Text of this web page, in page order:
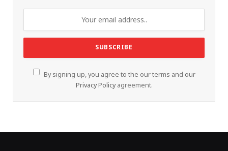
By signing up, you agree to the our terms and our
Privacy Policyagreement.